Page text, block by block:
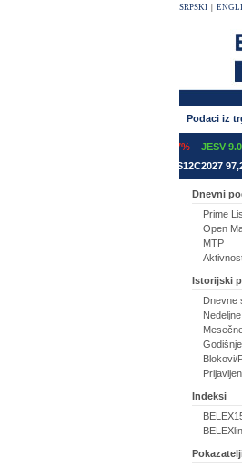
SRPSKI
Podaci iz
JESV 9.000
RSRES12C2027
Dnevni
Prime
Open
MTP
Istorijski
Dnevne
Blokovi/
Indeksi